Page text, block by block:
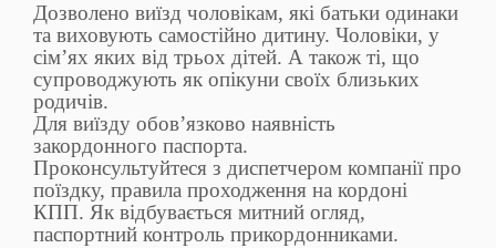
Дозволено виїзд чоловікам, які батьки одинаки
та виховують самостійно дитину. Чоловіки, у
сім’ях яких від трьох дітей. А також ті, що
супроводжують як опікуни своїх близьких
родичів.
Для виїзду обов’язково наявність
закордонного паспорта.
Проконсультуйтеся з диспетчером компанії про
поїздку, правила проходження на кордоні
КПП. Як відбувається митний огляд,
паспортний контроль прикордонниками.